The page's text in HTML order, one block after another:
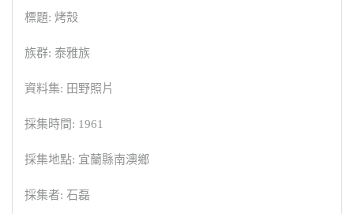
標題: 烤殼
族群: 泰雅族
資料集: 田野照片
採集時間: 1961
採集地點: 宜蘭縣南澳鄉
採集者: 石磊